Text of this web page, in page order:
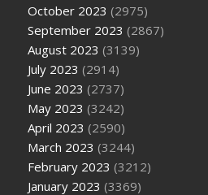
October 2023 (2975)
September 2023 (2867)
August 2023 (3139)
July 2023 (2914)
June 2023 (2737)
May 2023 (3242)
April 2023 (2590)
March 2023 (3244)
February 2023 (3212)
January 2023 (3369)